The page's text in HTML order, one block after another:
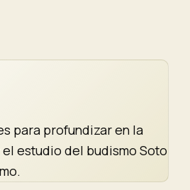
para profundizar en la
estudio del budismo Soto